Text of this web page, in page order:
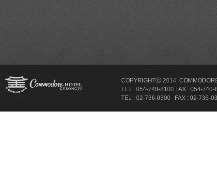
COPYRIGHTⓒ 2014.
TEL : 054-740-8100 FAX : 054-
TEL : 02-736-0300 FAX : 02-736-